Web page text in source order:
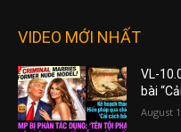
VIDEO MỚI NHẤT
VL-
bài
August